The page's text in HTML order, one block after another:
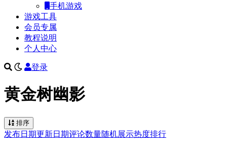
手机游戏
游戏工具
会员专属
教程说明
个人中心
登录
黄金树幽影
排序
发布日期更新日期评论数量随机展示热度排行